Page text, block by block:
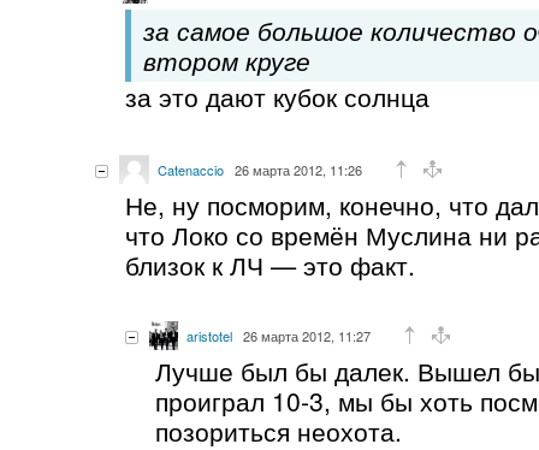
за самое большое количество
втором круге
за это дают кубок солнца
Catenaccio 26 марта 2012, 11:26
Не, ну посморим, конечно, что
что Локо со времён Муслина ни
близок к ЛЧ — это факт.
aristotel 26 марта 2012, 11:27
Лучше был бы далек. Вышел
проиграл 10-3, мы бы хоть
позориться неохота.